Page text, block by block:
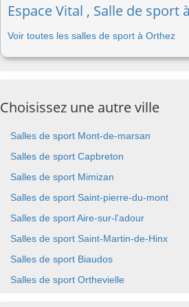
Espace Vital , Salle de sport
Voir toutes les salles de sport à Orthez
Choisissez une autre ville
Salles de sport Mont-de-marsan
Salles de sport Capbreton
Salles de sport Mimizan
Salles de sport Saint-pierre-du-mont
Salles de sport Aire-sur-l'adour
Salles de sport Saint-Martin-de-Hinx
Salles de sport Biaudos
Salles de sport Orthevielle